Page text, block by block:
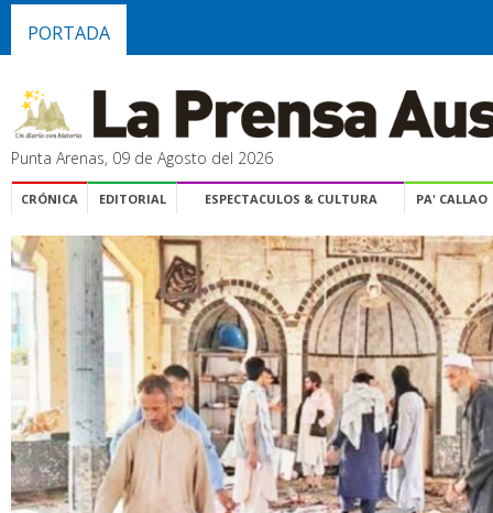
PORTADA
Punta Arenas, 09 de Agosto del 2026
CRÓNICA EDITORIAL ESPECTACULOS & CULTURA PA' CALLAO